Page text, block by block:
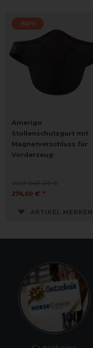
-50%
Amerigo
Stollenschutzgurt mit
Magnetverschluss für
Vorderzeug
statt 549,00 €
274,50 € *
ARTIKEL MERKEN